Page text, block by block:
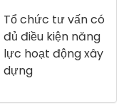
Tổ chức tư vấn có
đủ điều kiện năng
lực hoạt động xây
dựng